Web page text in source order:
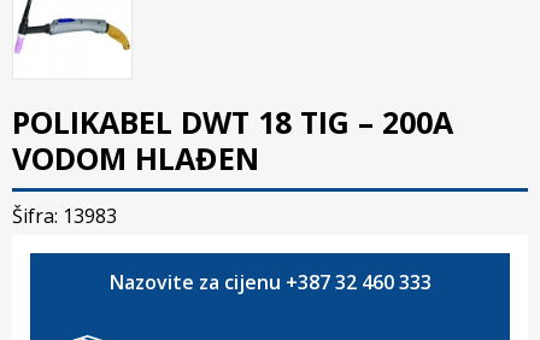
POLIKABEL DWT 18 TIG – 200A
VODOM HLAĐEN
Šifra: 13983
Nazovite za cijenu +387 32 460 333